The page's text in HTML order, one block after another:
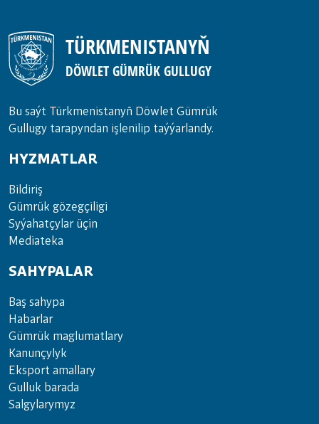
TÜRKMENISTANYŇ
DÖWLET GÜMRÜK GULLUGY
Bu saýt Türkmenistanyñ Döwlet Gümrük
Gullugy tarapyndan işlenilip taýýarlandy.
HYZMATLAR
Bil­di­riş
Güm­rük gö­zeg­çi­li­gi
Sy­ýa­hat­çy­lar ü­çin
Media­teka
SAHYPALAR
Baş sahypa
Habarlar
Gümrük maglumatlary
Kanunçylyk
Eksport amallary
Gulluk barada
Salgylarymyz